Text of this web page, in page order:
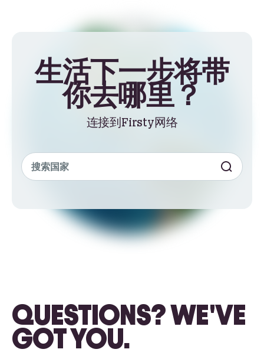
生活下一步将带
你去哪里？
连接到Firsty网络
QUESTIONS? WE'VE
GOT YOU.